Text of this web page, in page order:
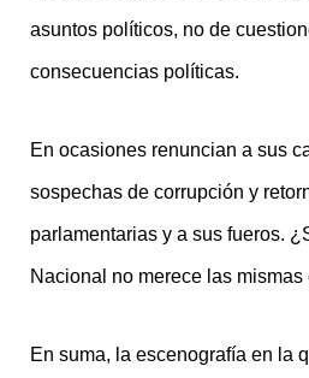
asuntos políticos, no de
consecuencias políticas.
En ocasiones renuncian a sus
sospechas de corrupción y
parlamentarias y a sus fueros.
Nacional no merece las
En suma, la escenografía en la